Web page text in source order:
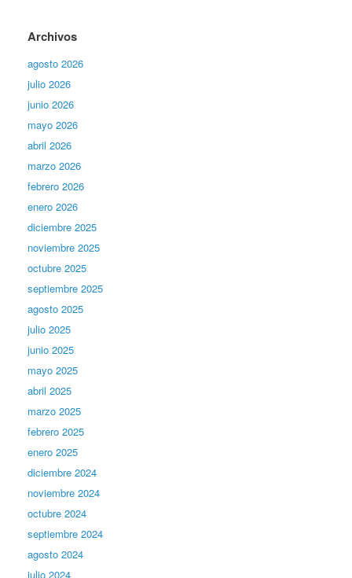
Archivos
agosto 2026
julio 2026
junio 2026
mayo 2026
abril 2026
marzo 2026
febrero 2026
enero 2026
diciembre 2025
noviembre 2025
octubre 2025
septiembre 2025
agosto 2025
julio 2025
junio 2025
mayo 2025
abril 2025
marzo 2025
febrero 2025
enero 2025
diciembre 2024
noviembre 2024
octubre 2024
septiembre 2024
agosto 2024
julio 2024